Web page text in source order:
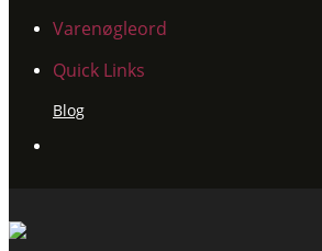
Varenøgleord
Quick Links
Blog